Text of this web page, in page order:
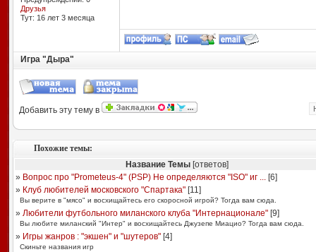
Друзья
Тут: 16 лет 3 месяцa
Игра "Дыра"
Добавить эту тему в
Похожие темы:
Название Темы[ответов]
» Вопрос про "Prometeus-4" (PSP) Не определяются "ISO" иг ...[6]
» Клуб любителей московского "Спартака"[11]
Вы верите в "мясо" и восхищайтесь его скоросной игрой? Тогда вам сюда.
» Любители футбольного миланского клуба "Интернационале"[9]
Вы любите миланский "Интер" и восхищайтесь Джузепе Миацио? Тогда вам сюда.
» Игры жанров : "экшен" и "шутеров"[4]
Скиньте названия игр